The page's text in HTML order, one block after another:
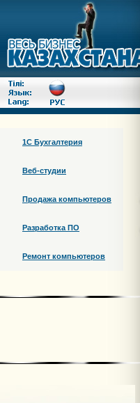
1С Бухгалтерия
Веб-студии
Продажа компьютеров
Разработка ПО
Ремонт компьютеров